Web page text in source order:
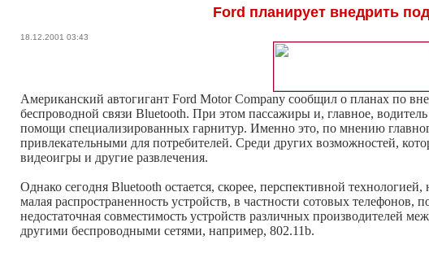
Ford планирует внедрить
18.12.2001 03:43
Американский автогигант Ford Motor Company сообщил о планах по
беспроводной связи Bluetooth. При этом пассажиры и, главное,
помощи специализированных гарнитур. Именно это, по мнению
привлекательными для потребителей. Среди других возможностей,
видеоигры и другие развлечения.
Однако сегодня Bluetooth остается, скорее, перспективной
малая распространенность устройств, в частности сотовых
недостаточная совместимость устройств различных производителей
другими беспроводными сетями, например, 802.11b.